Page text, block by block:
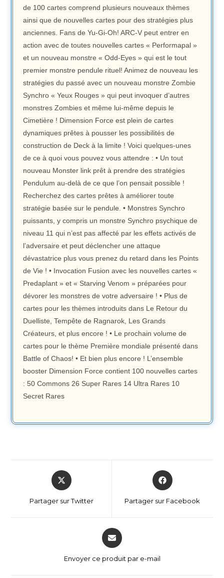
de 100 cartes comprend plusieurs nouveaux thèmes
ainsi que de nouvelles cartes pour des stratégies plus
anciennes. Fans de Yu-Gi-Oh! ARC-V peut entrer en
action avec de toutes nouvelles cartes « Performapal »
et un nouveau monstre « Odd-Eyes » qui est le tout
premier monstre pendule rituel! Animez de nouveau les
stratégies du passé avec un nouveau monstre Zombie
Synchro « Yeux Rouges » qui peut invoquer d’autres
monstres Zombies et même lui-même depuis le
Cimetière ! Dimension Force est plein de cartes
dynamiques prêtes à pousser les possibilités de
construction de Deck à la limite ! Voici quelques-unes
de ce à quoi vous pouvez vous attendre : • Un tout
nouveau Monster link prêt à prendre des stratégies
Pendulum au-delà de ce que l’on pensait possible !
Recherchez des cartes prêtes à améliorer toute
stratégie basée sur le pendule. • Monstres Synchro
puissants, y compris un monstre Synchro psychique de
niveau 11 qui n’est pas affecté par les effets activés de
l’adversaire et peut déclencher une attaque
dévastatrice plus vous prenez du retard dans les Points
de Vie ! • Invocation Fusion avec les nouvelles cartes «
Predaplant » et « Starving Venom » préparées pour
dévorer les monstres de votre adversaire ! • Plus de
cartes pour les thèmes introduits dans Le Retour du
Duelliste, Tempête de Ragnarok, Les Grands
Créateurs, et plus encore ! • Le prochain volume de
cartes pour le thème Première mondiale présenté dans
Battle of Chaos! • Et bien plus encore ! L’ensemble
booster Dimension Force contient 100 nouvelles cartes
: 50 Commons 26 Super Rares 14 Ultra Rares 10
Secret Rares
Partager sur Twitter Partager sur Facebook
Envoyer ce produit par e-mail